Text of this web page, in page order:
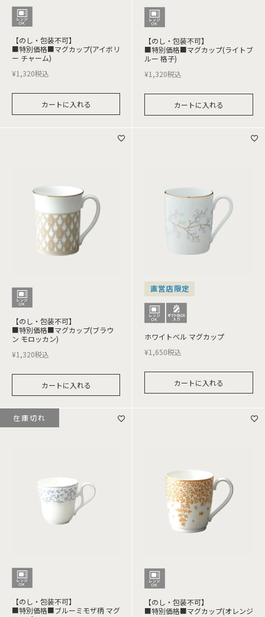
【のし・包装不可】
■特別価格■マグカップ(アイボリ
ー チャーム)
¥1,320税込
カートに入れる
【のし・包装不可】
■特別価格■マグカップ(ライトブ
ルー 格子)
¥1,320税込
カートに入れる
【のし・包装不可】
■特別価格■マグカップ(ブラウ
ン モロッカン)
¥1,320税込
カートに入れる
直営店限定
ホワイトベル マグカップ
¥1,650税込
カートに入れる
【のし・包装不可】
■特別価格■ブルーミモザ柄 マグ
在庫切れ
【のし・包装不可】
■特別価格■マグカップ(オレンジ